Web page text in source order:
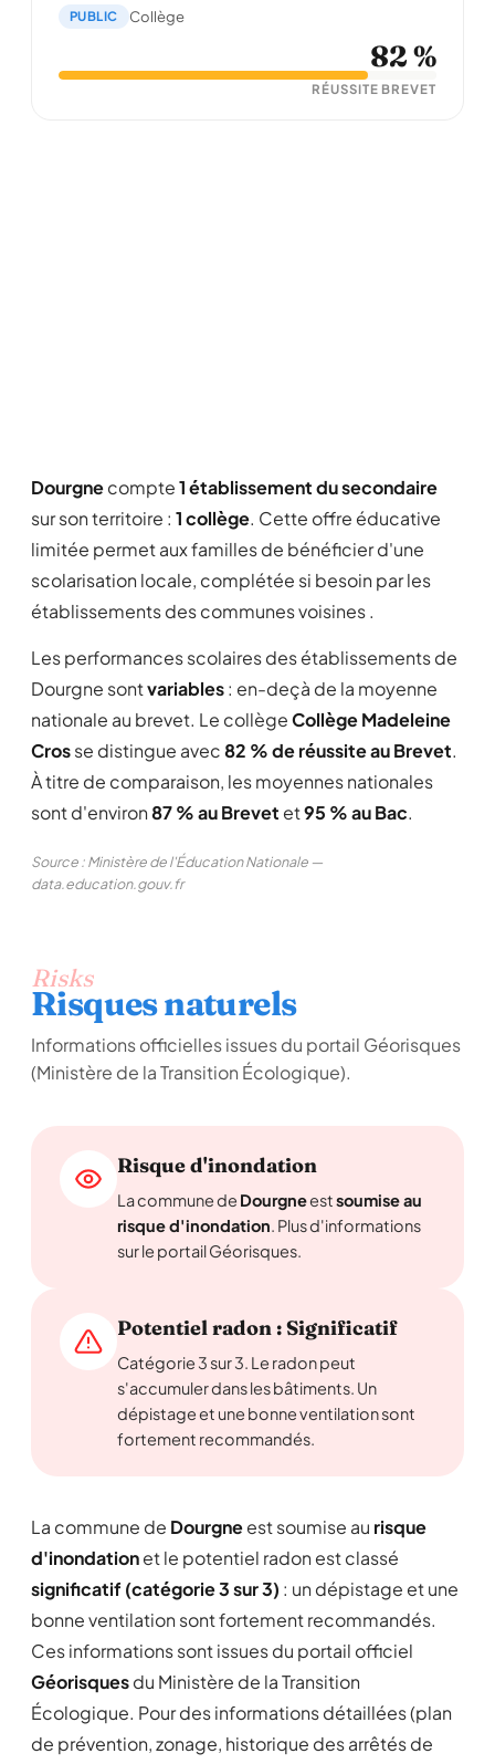
PUBLIC Collège
82 %
RÉUSSITE BREVET
Dourgnecompte1 établissement du secondaire
sur son territoire : 1 collège. Cette offre éducative
limitée permet aux familles de bénéficier d'une
scolarisation locale, complétée si besoin par les
établissements des communes voisines .
Les performances scolaires des établissements de
Dourgne sontvariables: en-deçà de la moyenne
nationale au brevet. Le collègeCollège Madeleine
Crosse distingue avec82 % de réussite au Brevet.
À titre de comparaison, les moyennes nationales
sont d'environ87 % au Brevet et95 % au Bac.
Source : Ministère de l'Éducation Nationale —
data.education.gouv.fr
Risks
Risques naturels
Informations officielles issues du portail Géorisques
(Ministère de la Transition Écologique).
Risque d'inondation
La commune de Dourgneestsoumise au
risque d'inondation. Plus d'informations
sur le portail Géorisques.
Potentiel radon : Significatif
Catégorie 3 sur 3. Le radon peut
s'accumuler dans les bâtiments. Un
dépistage et une bonne ventilation sont
fortement recommandés.
La commune de Dourgneest soumise au risque
d'inondationet le potentiel radon est classé
significatif (catégorie 3 sur 3) : un dépistage et une
bonne ventilation sont fortement recommandés.
Ces informations sont issues du portail officiel
Géorisquesdu Ministère de la Transition
Écologique. Pour des informations détaillées (plan
de prévention, zonage, historique des arrêtés de